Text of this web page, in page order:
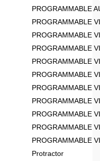
PROGRAMMABLE
PROGRAMMABLE
PROGRAMMABLE
PROGRAMMABLE
PROGRAMMABLE
PROGRAMMABLE
PROGRAMMABLE
PROGRAMMABLE
PROGRAMMABLE
PROGRAMMABLE
PROGRAMMABLE
Protractor